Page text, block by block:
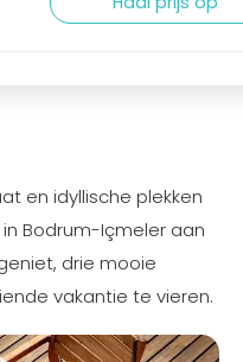
en idyllische plekken
in Bodrum-Içmeler aan
drie mooie
vakantie te vieren.